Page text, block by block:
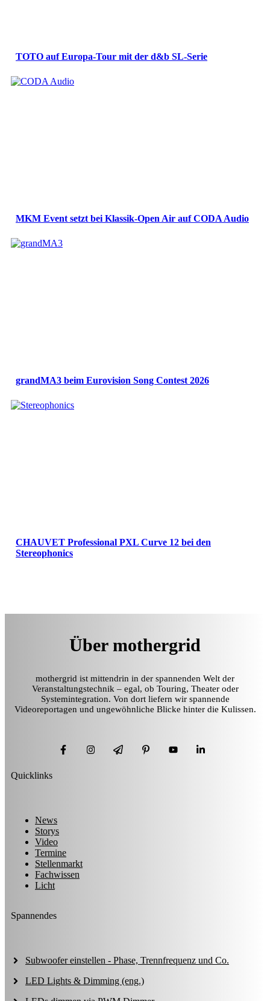
TOTO auf Europa-Tour mit der d&b SL-Serie
MKM Event setzt bei Klassik-Open Air auf CODA Audio
grandMA3 beim Eurovision Song Contest 2026
CHAUVET Professional PXL Curve 12 bei den
Stereophonics
Über mothergrid
mothergrid ist mittendrin in der spannenden Welt der
Veranstaltungstechnik – egal, ob Touring, Theater oder
Systemintegration. Von dort liefern wir spannende
Videoreportagen und ungewöhnliche Blicke hinter die Kulissen.
Quicklinks
News
Storys
Video
Termine
Stellenmarkt
Fachwissen
Licht
Spannendes
Subwoofer einstellen - Phase, Trennfrequenz und Co.
LED Lights & Dimming (eng.)